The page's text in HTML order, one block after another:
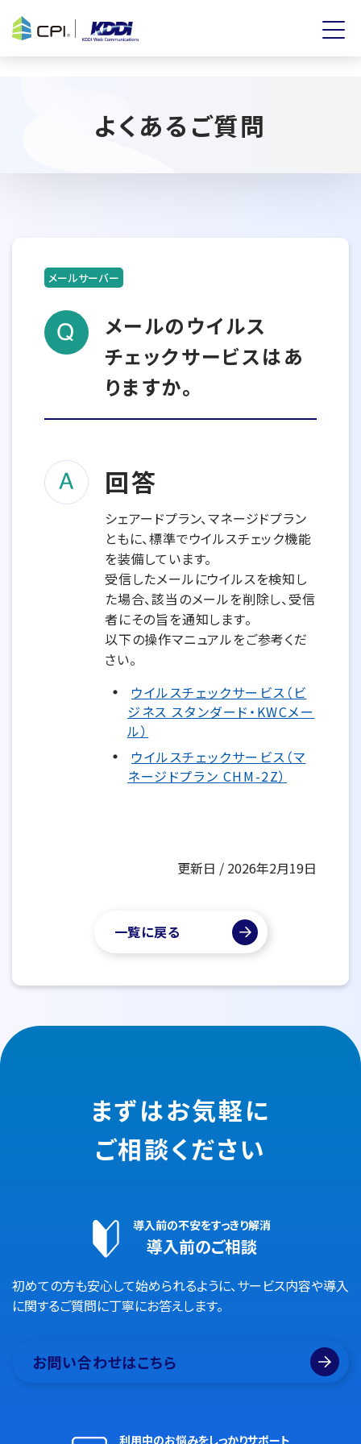
よくあるご質問
メールサーバー
メールのウイルス
チェックサービスはあ
りますか。
回答
シェアードプラン、マネージドプラン
ともに、標準でウイルスチェック機能
を装備しています。
受信したメールにウイルスを検知し
た場合、該当のメールを削除し、受信
者にその旨を通知します。
以下の操作マニュアルをご参考くだ
さい。
ウイルスチェックサービス（ビ
ジネス スタンダード・KWCメー
ル）
ウイルスチェックサービス（マ
ネージドプラン CHM-2Z）
更新日 / 2026年2月19日
一覧に戻る
まずはお気軽に
ご相談ください
導入前の不安をすっきり解消
導入前のご相談
初めての方も安心して始められるように、サービス内容や導入
に関するご質問に丁寧にお答えします。
お問い合わせはこちら
利用中のお悩みをしっかりサポート